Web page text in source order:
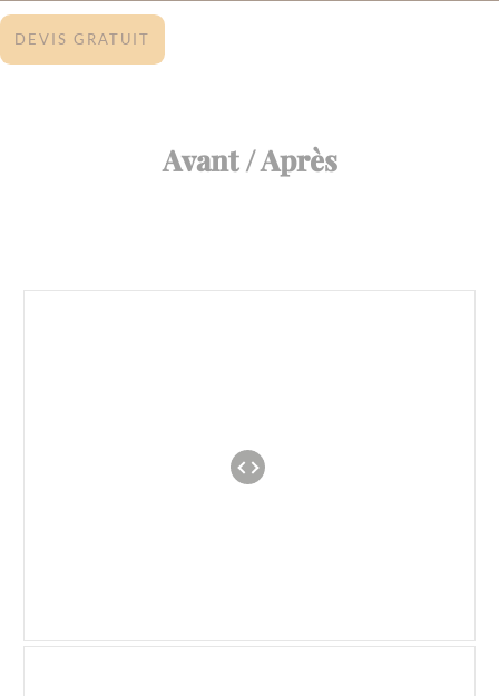
DEVIS GRATUIT
Avant / Après